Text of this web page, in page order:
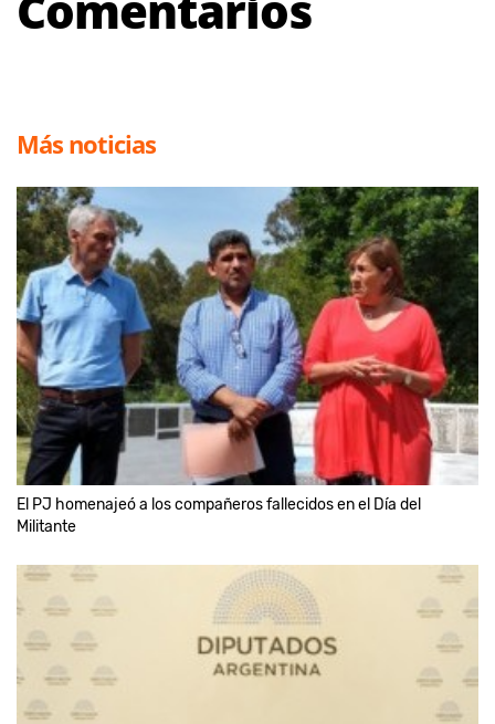
Más noticias
El PJ homenajeó a los compañeros fallecidos en el Día del
Militante